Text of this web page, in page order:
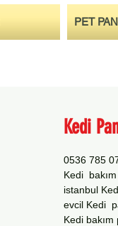
PET
Kedi
0536 785
Kedi
istanbul
evcil Kedi
Kedi